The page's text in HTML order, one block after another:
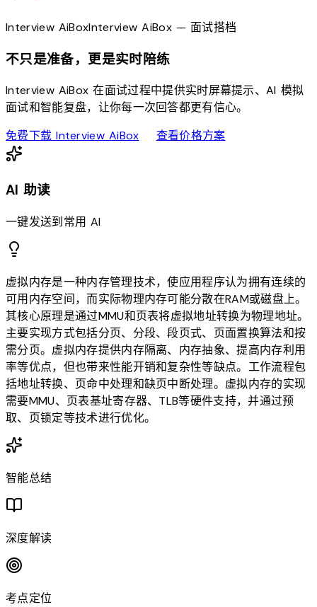
Interview AiBoxInterviewAiBox— 面试搭档
不只是准备，更是实时陪练
Interview AiBox 在面试过程中提供实时屏幕提示、AI 模拟
面试和智能复盘，让你每一次回答都更有信心。
免费下载 Interview AiBoxdownload查看价格方案sell
AI 助读
一键发送到常用 AI
虚拟内存是一种内存管理技术，使应用程序认为拥有连续的
可用内存空间，而实际物理内存可能分散在RAM或磁盘上。
其核心原理是通过MMU和页表将虚拟地址转换为物理地址。
主要实现方式包括分页、分段、段页式、页面置换算法和按
需分页。虚拟内存提供内存隔离、内存抽象、提高内存利用
率等优点，但也带来性能开销和复杂性等缺点。工作流程包
括地址转换、页命中处理和缺页中断处理。虚拟内存的实现
需要MMU、页表基址寄存器、TLB等硬件支持，并通过预
取、页锁定等技术进行优化。
智能总结
深度解读
考点定位